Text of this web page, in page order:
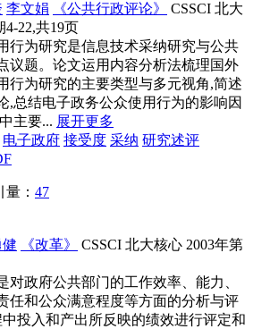
李文娟 《公共行政评论》 CSSCI 北大
4-22,共19页
行为研究是信息技术采纳研究与公共
议题。论文运用内容分析法梳理国外
行为研究的主要类型与多元视角,简述
,总结电子政务公众使用行为的影响因
主要... 展开更多
电子政府 接受度 采纳 研究述评
量： 47
《改革》 CSSCI 北大核心 2003年第
对政府公共部门的工作效率、能力、
任和公众满意程度等方面的分析与评
投入和产出所反映的绩效进行评定和